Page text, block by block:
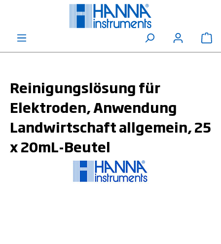
Reinigungslösung für
Elektroden, Anwendung
Landwirtschaft allgemein, 25
x 20mL-Beutel